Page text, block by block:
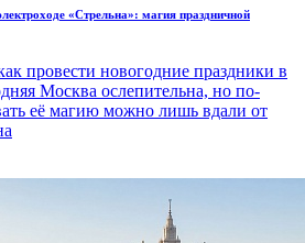
«Стрельна»: магия праздничной
провести новогодние праздники в
Москва ослепительна, но по-
её магию можно лишь вдали от